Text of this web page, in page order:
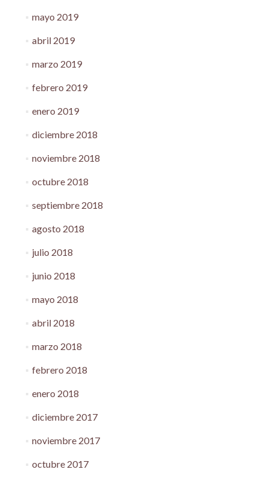
mayo 2019
abril 2019
marzo 2019
febrero 2019
enero 2019
diciembre 2018
noviembre 2018
octubre 2018
septiembre 2018
agosto 2018
julio 2018
junio 2018
mayo 2018
abril 2018
marzo 2018
febrero 2018
enero 2018
diciembre 2017
noviembre 2017
octubre 2017